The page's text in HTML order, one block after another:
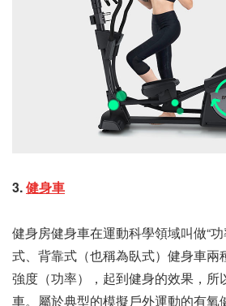
3.健身車
健身房健身車在運動科學領域叫做“
式、背靠式（也稱為臥式）健身車兩
強度（功率），起到健身的效果，所
車。屬於典型的模擬戶外運動的有氧